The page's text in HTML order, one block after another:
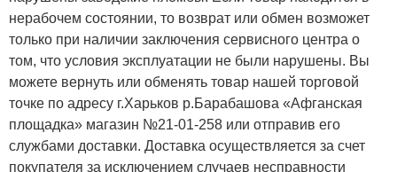
нерабочем состоянии, то возврат или обмен возможет
только при наличии заключения сервисного центра о
том, что условия эксплуатации не были нарушены. Вы
можете вернуть или обменять товар нашей торговой
точке по адресу г.Харьков р.Барабашова «Афганская
площадка» магазин №21-01-258 или отправив его
службами доставки. Доставка осуществляется за счет
покупателя за исключением случаев несправности